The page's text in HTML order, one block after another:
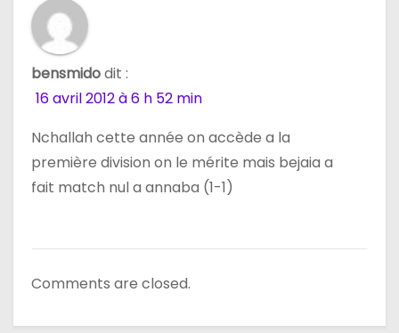
bensmidodit :
16 avril 2012 à 6 h 52 min
Nchallah cette année on accède a la
première division on le mérite mais bejaia a
fait match nul a annaba (1-1)
Comments are closed.